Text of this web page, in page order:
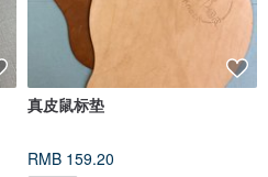
真皮鼠标垫
RMB 159.20